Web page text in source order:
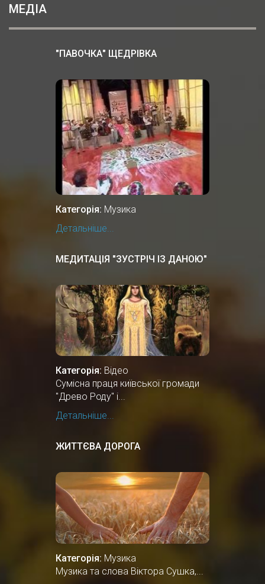
МЕДІА
"ПАВОЧКА" ЩЕДРІВКА
Категорія: Музика
Детальніше...
МЕДИТАЦІЯ "ЗУСТРІЧ ІЗ ДАНОЮ"
Категорія: Відео
Сумісна праця київської громади
"Древо Роду" і...
Детальніше...
ЖИТТЄВА ДОРОГА
Категорія: Музика
Музика та слова Віктора Сушка,...